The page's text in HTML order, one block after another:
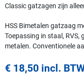
Classic gatzagen zijn
HSS Bimetalen gatzaag
Toepassing in staal, RVS,
metalen. Conventionele
€ 18,50 incl.